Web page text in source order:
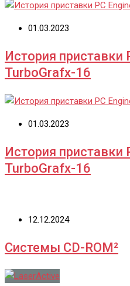
01.03.2023
История приставки
TurboGrafx-16
01.03.2023
История приставки
TurboGrafx-16
12.12.2024
Системы CD-ROM²